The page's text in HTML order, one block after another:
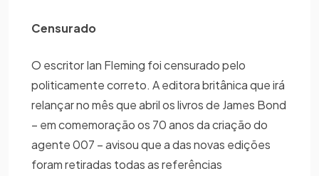
Censurado
O escritor Ian Fleming foi censurado pelo
politicamente correto. A editora britânica que irá
relançar no mês que abril os livros de James Bond
– em comemoração os 70 anos da criação do
agente 007 – avisou que a das novas edições
foram retiradas todas as referências